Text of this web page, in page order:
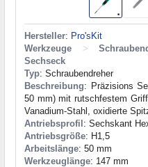
Hersteller: Pro'sKit
Werkzeuge
>
Sechseck
Typ: Schraubendreher
Beschreibung: Präzisions
50 mm) mit rutschfestem
Vanadium-Stahl, oxidierte
Antriebsprofil: Sechskant
Antriebsgröße: H1,5
Arbeitslänge: 50 mm
Werkzeuglänge: 147 mm